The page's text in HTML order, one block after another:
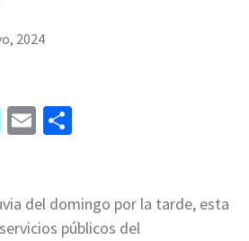
2024
LinkedIn
Email
del domingo por la tarde, esta
públicos del